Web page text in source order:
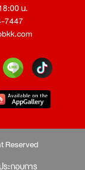
น.
7447
Reserved
ระกอบการ